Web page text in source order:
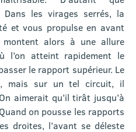
Dans les virages serrés, la
et vous propulse en avant
alors à une allure
l’on atteint rapidement le
le rapport supérieur. Le
mais sur un tel circuit, il
aimerait qu’il tirât jusqu’à
on pousse les rapports
droites, l’avant se déleste